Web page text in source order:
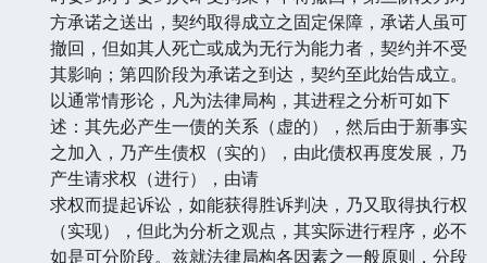
方承诺之送出，契约取得成立之固定保障，承诺人虽可
撤回，但如其人死亡或成为无行为能力者，契约并不受
其影响；第四阶段为承诺之到达，契约至此始告成立。
以通常情形论，凡为法律局构，其进程之分析可如下
述：其先必产生一债的关系（虚的），然后由于新事实
之加入，乃产生债权（实的），由此债权再度发展，乃
产生请求权（进行），由请
求权而提起诉讼，如能获得胜诉判决，乃又取得执行权
（实现），但此为分析之观点，其实际进行程序，必不
如是可分阶段。兹就法律局构各因素之一般原则，分段